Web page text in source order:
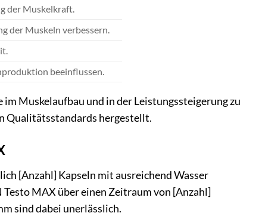
der Muskelkraft.
der Muskeln verbessern.
beeinflussen.
Muskelaufbau und in der Leistungssteigerung zu
Qualitätsstandards hergestellt.
[Anzahl] Kapseln mit ausreichend Wasser
MAX über einen Zeitraum von [Anzahl]
sind dabei unerlässlich.